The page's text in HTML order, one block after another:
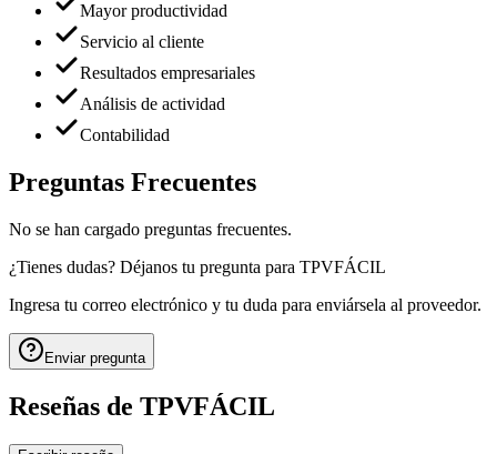
Mayor productividad
Servicio al cliente
Resultados empresariales
Análisis de actividad
Contabilidad
Preguntas Frecuentes
No se han cargado preguntas frecuentes.
¿Tienes dudas? Déjanos tu pregunta para TPVFÁCIL
Ingresa tu correo electrónico y tu duda para enviársela al proveedor.
Enviar pregunta
Reseñas de TPVFÁCIL